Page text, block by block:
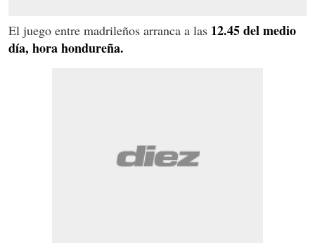
El juego entre madrileños arranca a las 12.45 del medio
día, hora hondureña.